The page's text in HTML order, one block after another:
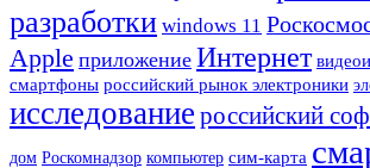
разработки windows 11
Apple приложение Интернет
смартфоны российский рынок электроники
исследование российский
дом Роскомнадзор компьютер сим-карта